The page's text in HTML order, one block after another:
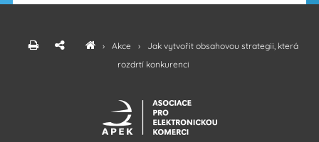
› Akce ›
Jak vytvořit obsahovou strategii, která
rozdrtí konkurenci